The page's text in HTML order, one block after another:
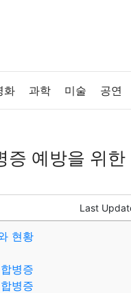
화 과학 미술 공연
요 방송 일상 주식
반려동물 패션
요리
사진
증 예방을 위한
Last
현황
병증
병증